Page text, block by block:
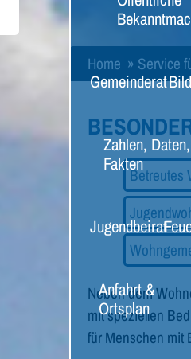
Gemeinderat
Zahlen, Daten,
Fakten
Jugendbeirat
Anfahrt &
Ortsplan
Home » Service
Betreutes
Neben dem
mit speziellen
für Menschen mit